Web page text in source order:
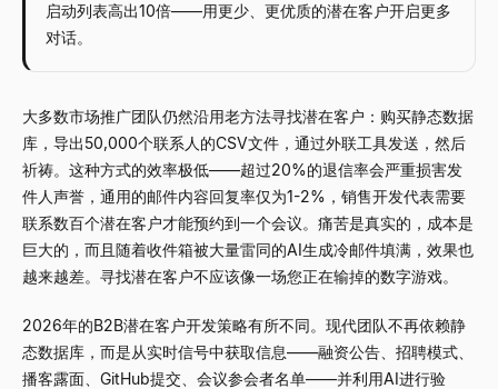
启动列表高出10倍——用更少、更优质的潜在客户开启更多
对话。
大多数市场推广团队仍然沿用老方法寻找潜在客户：购买静态数据
库，导出50,000个联系人的CSV文件，通过外联工具发送，然后
祈祷。这种方式的效率极低——超过20%的退信率会严重损害发
件人声誉，通用的邮件内容回复率仅为1-2%，销售开发代表需要
联系数百个潜在客户才能预约到一个会议。痛苦是真实的，成本是
巨大的，而且随着收件箱被大量雷同的AI生成冷邮件填满，效果也
越来越差。寻找潜在客户不应该像一场您正在输掉的数字游戏。
2026年的B2B潜在客户开发策略有所不同。现代团队不再依赖静
态数据库，而是从实时信号中获取信息——融资公告、招聘模式、
播客露面、GitHub提交、会议参会者名单——并利用AI进行验